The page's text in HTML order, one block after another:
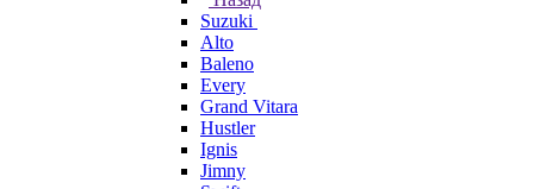
Suzuki
Alto
Baleno
Every
Grand Vitara
Hustler
Ignis
Jimny